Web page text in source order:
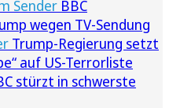
Sender BBC
wegen TV-Sendung
Trump-Regierung setzt
auf US-Terrorliste
stürzt in schwerste